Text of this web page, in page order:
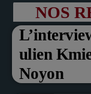
NOS
ulien
Noyon